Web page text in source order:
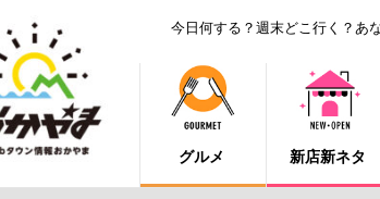
今日何する？週末どこ行く？あ
グルメ 新店新ネタ